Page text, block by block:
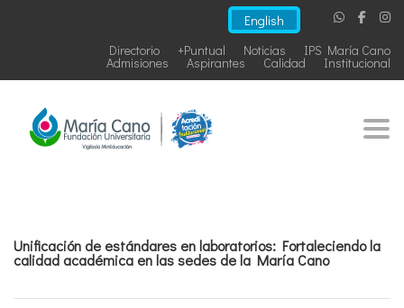
English
IPS María Cano
Noticias
+Puntual
Directorio
Institucional
Calidad
Aspirantes
Admisiones
Unificación de estándares en laboratorios: Fortaleciendo la
calidad académica en las sedes de la María Cano